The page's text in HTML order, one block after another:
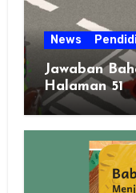
News
Jawaban
Halaman 51